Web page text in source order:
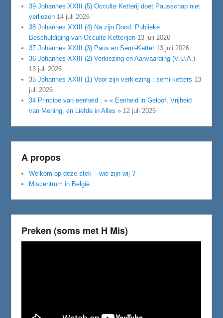
39 Johannes XXIII (5) Occulte Ketterij doet Pausschap niet
verliezen 14 juli 2026
38 Johannes XXIII (4) Na zijn Dood: Publieke
Beschuldiging van Occulte Ketterijen 13 juli 2026
37 Johannes XXIII (3) Paus en Semi-Ketter 13 juli 2026
36 Johannes XXIII (2) Verkiezing en Aanvaarding (V.U.A.)
13 juli 2026
35 Johannes XXIII (1) Voor zijn verkiezing : semi-ketters 13
juli 2026
34 Principe van eenheid : « « Eenheid in Geloof, Vrijheid
van Mening, en Liefde in Alles » 12 juli 2026
A propos
Welkom op deze stek – wie zijn wij ?
Miscentrum in België
Preken (soms met H Mis)